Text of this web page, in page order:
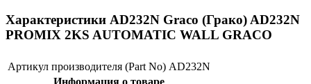
Характеристики AD232N Graco (Грако) AD232N
PROMIX 2KS AUTOMATIC WALL GRACO
Артикул производителя (Part No) AD232N